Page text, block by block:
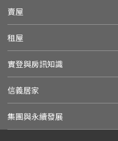
賣屋
租屋
實登與房訊知識
信義居家
集團與永續發展